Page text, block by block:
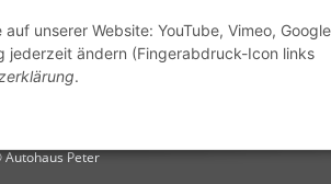
unserer Website: YouTube, Vimeo, Google
jederzeit ändern (Fingerabdruck-Icon links
.
widerrufen
Peter